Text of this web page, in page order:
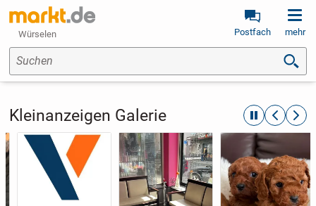
Würselen Postfach mehr
Suchen
Kleinanzeigen Galerie automatische